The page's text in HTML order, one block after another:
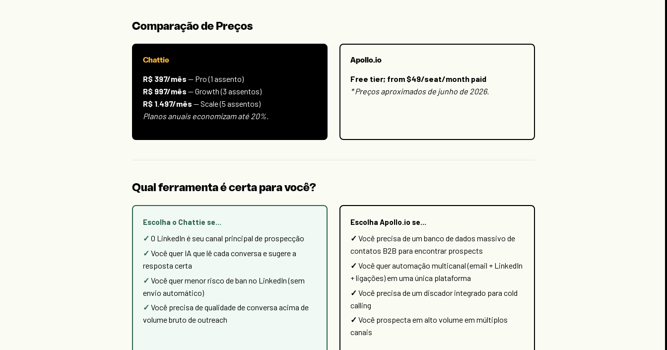
Comparação de Preços
Chattie
R$ 397/mês — Pro (1 assento)
R$ 997/mês — Growth (3 assentos)
R$ 1.497/mês — Scale (5 assentos)
Planos anuais economizam até 20%.
Apollo.io
Free tier; from $49/seat/month paid
* Preços aproximados de junho de 2026.
Qual ferramenta é certa para você?
Escolha o Chattie se...
O LinkedIn é seu canal principal de prospecção
Você quer IA que lê cada conversa e sugere a
resposta certa
Você quer menor risco de ban no LinkedIn (sem
envio automático)
Você precisa de qualidade de conversa acima de
volume bruto de outreach
Escolha Apollo.io se...
Você precisa de um banco de dados massivo de
contatos B2B para encontrar prospects
Você quer automação multicanal (email + LinkedIn
+ ligações) em uma única plataforma
Você precisa de um discador integrado para cold
calling
Você prospecta em alto volume em múltiplos
canais